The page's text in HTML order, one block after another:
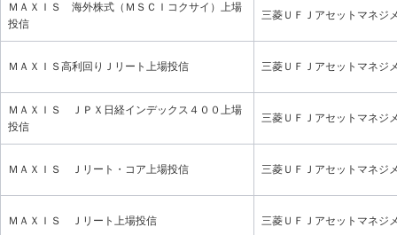
ＭＡＸＩＳ 海外株式（ＭＳＣＩコクサイ）上場
投信
三菱ＵＦＪアセットマネジ
ＭＡＸＩＳ高利回りＪリート上場投信 三菱ＵＦＪアセットマネジ
ＭＡＸＩＳ ＪＰＸ日経インデックス４００上場
投信
三菱ＵＦＪアセットマネジ
ＭＡＸＩＳ Ｊリート・コア上場投信 三菱ＵＦＪアセットマネジ
ＭＡＸＩＳ Ｊリート上場投信 三菱ＵＦＪアセットマネジ